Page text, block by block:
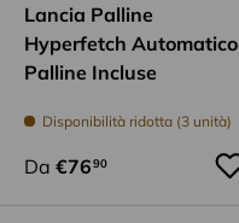
Lancia Palline
Hyperfetch Automatico
Palline Incluse
Disponibilità ridotta (3 unità)
Da €7690